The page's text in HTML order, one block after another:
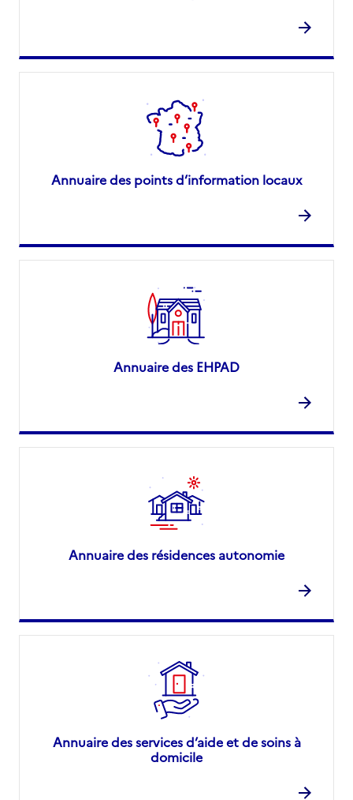
Annuaire des points d’information locaux
Annuaire des EHPAD
Annuaire des résidences autonomie
Annuaire des services d’aide et de soins à
domicile